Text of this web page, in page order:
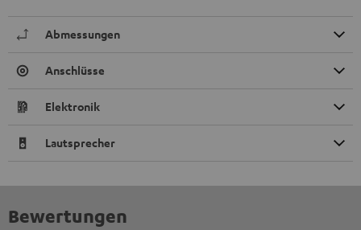
Abmessungen
Anschlüsse
Elektronik
Lautsprecher
Bewertungen